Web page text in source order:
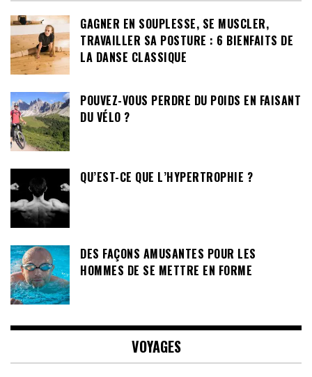
GAGNER EN SOUPLESSE, SE MUSCLER,
TRAVAILLER SA POSTURE : 6 BIENFAITS DE
LA DANSE CLASSIQUE
POUVEZ-VOUS PERDRE DU POIDS EN FAISANT
DU VÉLO ?
QU’EST-CE QUE L’HYPERTROPHIE ?
DES FAÇONS AMUSANTES POUR LES
HOMMES DE SE METTRE EN FORME
VOYAGES